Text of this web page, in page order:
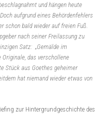
und hängen heute
aufgrund eines Behördenfehlers
schon bald wieder auf freien Fuß.
nach seiner Freilassung zu
Satz: „Gemälde im
das verschollene
Stück aus Goethes geheimer
hat niemand wieder etwas von
zur Hintergrundgeschichte des